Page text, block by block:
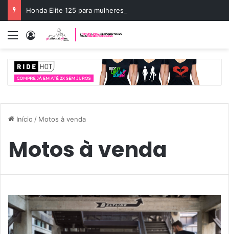
Honda Elite 125 para mulheres: o scooter ideal
Menu Entrar
Início / Motos à venda
Motos à venda